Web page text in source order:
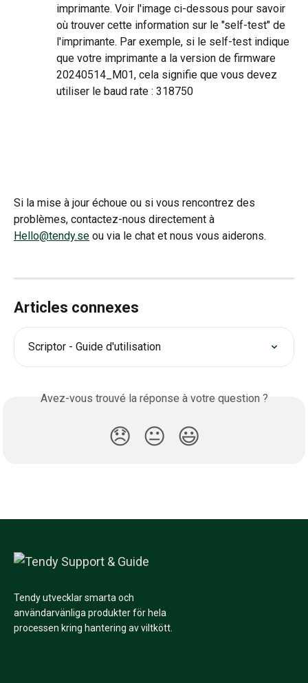
imprimante. Voir l'image ci-dessous pour savoir
où trouver cette information sur le "self-test" de
l'imprimante. Par exemple, si le self-test indique
que votre imprimante a la version de firmware
20240514_M01, cela signifie que vous devez
utiliser le baud rate : 318750
Si la mise à jour échoue ou si vous rencontrez des
problèmes, contactez-nous directement à
Hello@tendy.se ou via le chat et nous vous aiderons.
Articles connexes
Scriptor - Guide d'utilisation
Avez-vous trouvé la réponse à votre question ?
😞 😐 😃
Tendy utvecklar smarta och
användarvänliga produkter för hela
processen kring hantering av viltkött.